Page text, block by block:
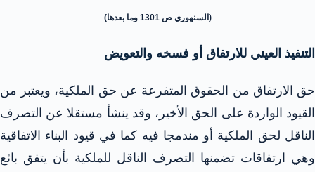
(السنهوري ص 1301 وما بعدها)
التنفيذ العيني للارتفاق أو فسخه والتعويض
حق الارتفاق من الحقوق المتفرعة عن حق الملكية، ويعتبر من
القيود الواردة على الحق الأخير، وقد ينشأ مستقلا عن التصرف
الناقل لحق الملكية أو مندمجا فيه كما في قيود البناء الاتفاقية
وهي ارتفاقات تضمنها التصرف الناقل للملكية بأن يتفق بائع